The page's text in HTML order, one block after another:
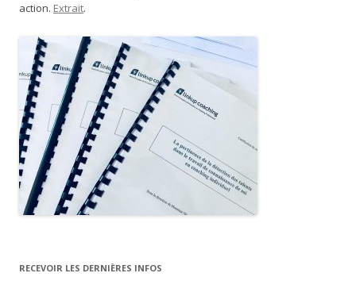
action. Extrait.
RECEVOIR LES DERNIÈRES INFOS